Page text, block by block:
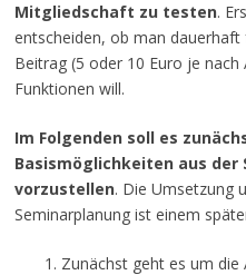
Mitgliedschaft zu testen.
entscheiden, ob man dauerhaft
Beitrag (5 oder 10 Euro je
Funktionen will.
Im Folgenden soll es
Basismöglichkeiten aus der
vorzustellen. Die Umsetzung
Seminarplanung ist einem
Zunächst geht es um